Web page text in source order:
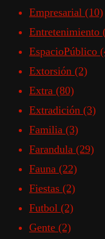
Empresarial (10)
Entretenimiento
EspacioPúblico
Extorsión (2)
Extra (80)
Extradición (3)
Familia (3)
Farandula (29)
Fauna (22)
Fiestas (2)
Futbol (2)
Gente (2)